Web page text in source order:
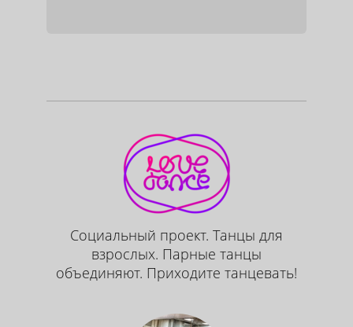
Социальный проект. Танцы для
взрослых. Парные танцы
объединяют. Приходите танцевать!